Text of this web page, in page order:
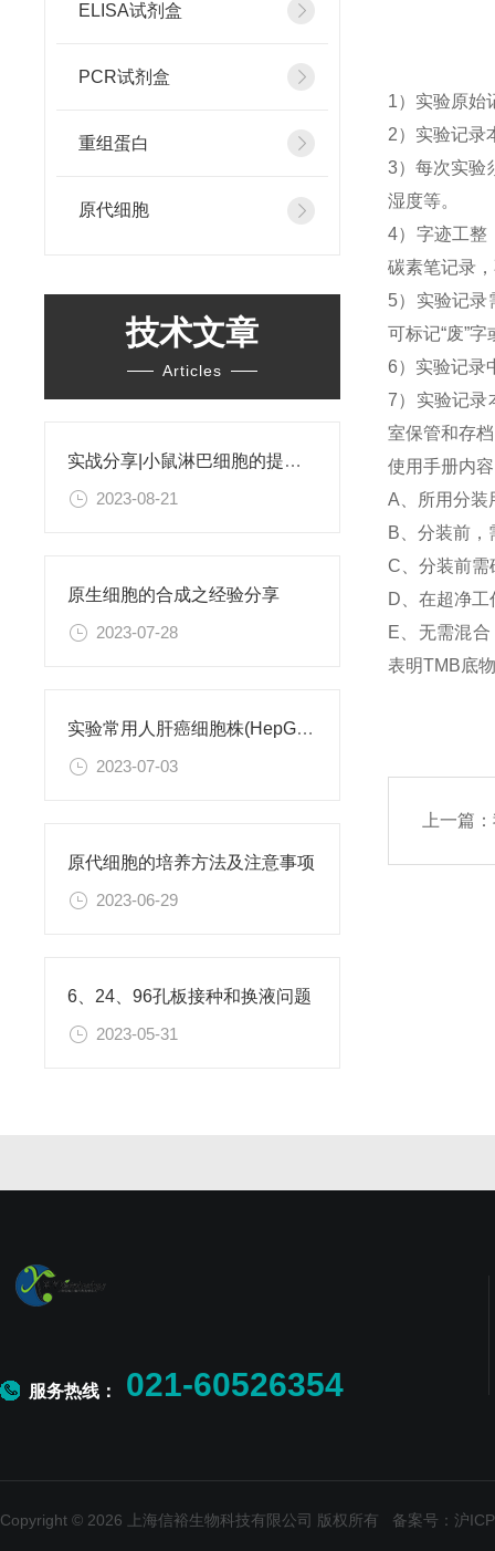
ELISA试剂盒
PCR试剂盒
重组蛋白
原代细胞
技术文章
Articles
实战分享|小鼠淋巴细胞的提取和分选之经验小结
2023-08-21
原生细胞的合成之经验分享
2023-07-28
实验常用人肝癌细胞株(HepG2/Hep3B,HuH-7,MHCC97H,PLC/PRF/5)怎么选？
2023-07-03
原代细胞的培养方法及注意事项
2023-06-29
6、24、96孔板接种和换液问题
2023-05-31
1）实验原始
2）实验记录
3）每次实验
湿度等。
4）字迹工整
碳素笔记录
5）实验记录
可标记“废”
6）实验记录
7）实验记录
室保管和存
使用手册内
A、所用分装
B、分装前，
C、分装前需
D、在超净
E、无需混
表明TMB底
上一篇：
服务热线： 021-60526354
Copyright © 2026 上海信裕生物科技有限公司 版权所有 备案号：沪